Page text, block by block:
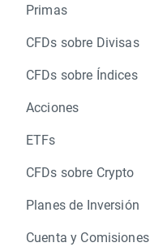
Primas
CFDs sobre Divisas
CFDs sobre Índices
Acciones
ETFs
CFDs sobre Crypto
Planes de Inversión
Cuenta y Comisiones